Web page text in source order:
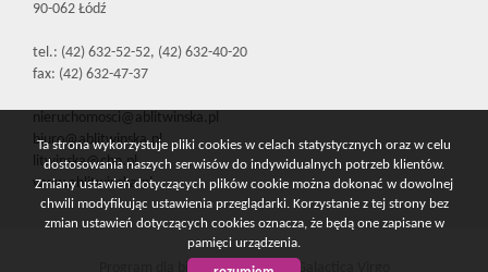
90-062 Łódź
tel.: (42) 632-52-52, (42) 632-40-20
fax: (42) 632-47-37
nieruchomosci@ablitwinska.pl
biuro@ablitwinska.pl
litwinska@cbn.pl
www.ablitwinska.pl
Program dla biur nieruchomości
Ta strona wykorzystuje pliki cookies w celach statystycznych oraz w celu
dostosowania naszych serwisów do indywidualnych potrzeb klientów.
Zmiany ustawień dotyczących plików cookie można dokonać w dowolnej
chwili modyfikując ustawienia przeglądarki. Korzystanie z tej strony bez
zmian ustawień dotyczących cookies oznacza, że będą one zapisane w
pamięci urządzenia.